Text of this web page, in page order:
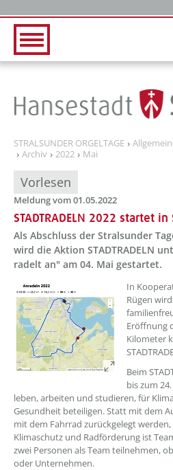
STRALSUNDER ORGELTAGE
Archiv
2022 Mai
Vorlesen
Meldung vom 01.05.2022
STADTRADELN 2022 startet
Als Abschluss der Stralsunder
wird die Aktion STADTRADELN
radelt an" am 04. Mai gestartet.
???
In
Rügen
Eröffnung
Kilometer
Beim
bis zum
leben, arbeiten und studieren, für
Gesundheit beteiligen. Statt mit dem
mit dem Fahrrad zurückgelegt
Klimaschutz und Radförderung ist
zwei Personen als Team teilnehmen,
oder Unternehmen.